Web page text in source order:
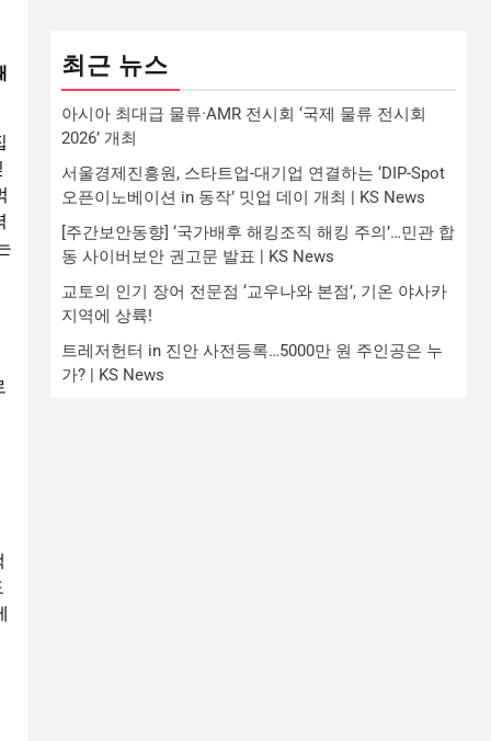
최근 뉴스
아시아 최대급 물류·AMR 전시회 ‘국제 물류 전시회
2026’ 개최
서울경제진흥원, 스타트업-대기업 연결하는 ‘DIP-Spot
오픈이노베이션 in 동작’ 밋업 데이 개최 | KS News
[주간보안동향] ‘국가배후 해킹조직 해킹 주의’…민관 합
동 사이버보안 권고문 발표 | KS News
교토의 인기 장어 전문점 ‘교우나와 본점’, 기온 야사카
지역에 상륙!
트레저헌터 in 진안 사전등록…5000만 원 주인공은 누
가? | KS News